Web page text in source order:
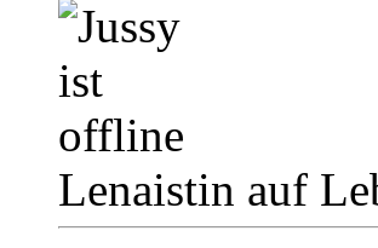
Lenaistin auf